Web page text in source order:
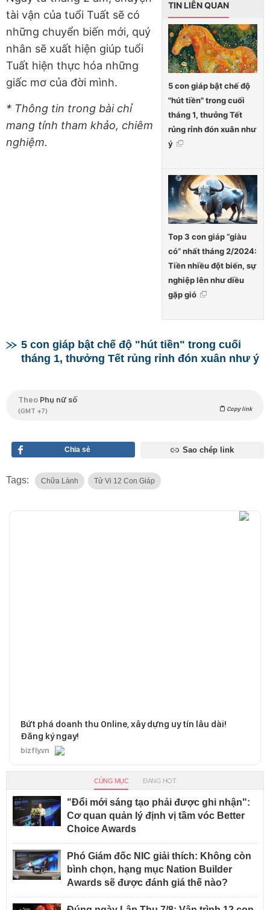
TIN LIÊN QUAN
5 con giáp bật chế độ
"hút tiền" trong cuối
tháng 1, thưởng Tết
rủng rỉnh đón xuân như
ý
Top 3 con giáp “giàu
có” nhất tháng 2/2024:
Tiền nhiều đột biến, sự
nghiệp lên như diều
gặp gió
tài vận của tuổi Tuất sẽ có
những chuyển biến mới, quý
nhân sẽ xuất hiện giúp tuổi
Tuất hiện thực hóa những
giấc mơ của đời mình.
* Thông tin trong bài chỉ
mang tính tham khảo, chiêm
nghiệm.
5 con giáp bật chế độ "hút tiền" trong cuối
tháng 1, thưởng Tết rủng rỉnh đón xuân như ý
Theo Phụ nữ số
(GMT +7) Copy link
Chia sẻ Sao chép link
Tags: Chữa Lành Tử Vi 12 Con Giáp
Bứt phá doanh thu Online, xây dựng uy tín lâu dài!
Đăng ký ngay!
bizfly.vn
CÙNG MỤC ĐANG HOT
"Đổi mới sáng tạo phải được ghi nhận":
Cơ quan quản lý định vị tầm vóc Better
Choice Awards
Phó Giám đốc NIC giải thích: Không còn
bình chọn, hạng mục Nation Builder
Awards sẽ được đánh giá thế nào?